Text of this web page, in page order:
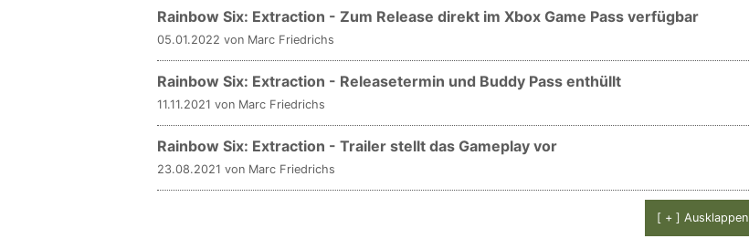
Rainbow Six: Extraction - Zum Release direkt im Xbox Game Pass verfügbar
05.01.2022 von Marc Friedrichs
Rainbow Six: Extraction - Releasetermin und Buddy Pass enthüllt
11.11.2021 von Marc Friedrichs
Rainbow Six: Extraction - Trailer stellt das Gameplay vor
23.08.2021 von Marc Friedrichs
[ + ] Ausklappen